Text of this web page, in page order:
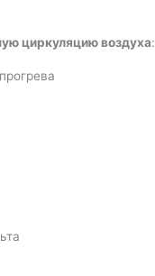
циркуляцию воздуха: